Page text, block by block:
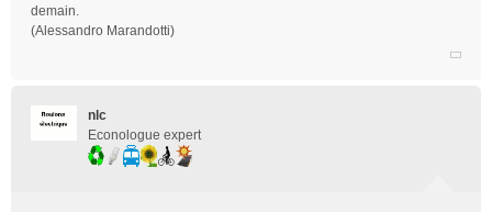
demain.
(Alessandro Marandotti)
nlc
Econologue expert